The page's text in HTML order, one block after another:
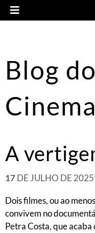
Blog do
Cinema
A
17DE JULHO DE 2025
Dois filmes, ou ao
convivem no
Petra Costa, que